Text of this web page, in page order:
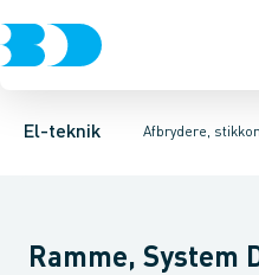
El-teknik Afbrydere,
Afbrydere, stikkontakter &
Afbryder og
Afbryder og stikkontakt
Ramme, System